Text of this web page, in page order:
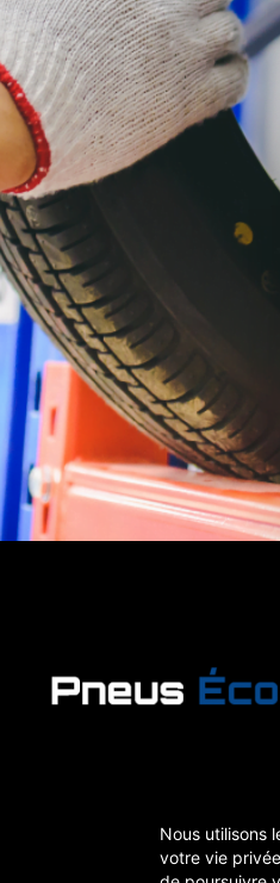
Nous utilisons
votre vie